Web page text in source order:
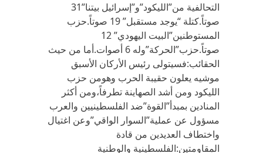
التحالفية من”الليكود”و”إسرائيل بيتنا”31
صوتاً.كتلة “يوجد مستقبل” 19 صوتاً.حزب
المستوطنين”البيت اليهودي” 12
صوتاً.حزب”الحركة”وله 6 أصوات.أما من حيث
الحقائب:فسيتولى رئيس الأركان الأسبق
موشيه يعلون حقيبة الحرب وهومن حزب
الليكود ومن أشد الصهاينة تطرفاً،ومن أكثر
المنادين بمبدأ”القوة”ضد الفلسطينيين والعرب
مسؤول عن عملية”السوار الواقي”وعن اغتيال
واختطاف العديدين من قادة
المقاومتين:الفلسطينية والوطنية